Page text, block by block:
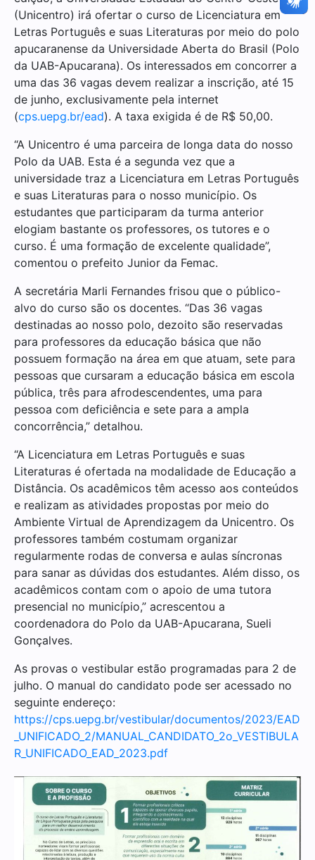
(Unicentro) irá ofertar o curso de Licenciatura em
Letras Português e suas Literaturas por meio do polo
apucaranense da Universidade Aberta do Brasil (Polo
da UAB-Apucarana). Os interessados em concorrer a
uma das 36 vagas devem realizar a inscrição, até 15
de junho, exclusivamente pela internet
(cps.uepg.br/ead). A taxa exigida é de R$ 50,00.
“A Unicentro é uma parceira de longa data do nosso
Polo da UAB. Esta é a segunda vez que a
universidade traz a Licenciatura em Letras Português
e suas Literaturas para o nosso município. Os
estudantes que participaram da turma anterior
elogiam bastante os professores, os tutores e o
curso. É uma formação de excelente qualidade”,
comentou o prefeito Junior da Femac.
A secretária Marli Fernandes frisou que o público-
alvo do curso são os docentes. “Das 36 vagas
destinadas ao nosso polo, dezoito são reservadas
para professores da educação básica que não
possuem formação na área em que atuam, sete para
pessoas que cursaram a educação básica em escola
pública, três para afrodescendentes, uma para
pessoa com deficiência e sete para a ampla
concorrência,” detalhou.
“A Licenciatura em Letras Português e suas
Literaturas é ofertada na modalidade de Educação a
Distância. Os acadêmicos têm acesso aos conteúdos
e realizam as atividades propostas por meio do
Ambiente Virtual de Aprendizagem da Unicentro. Os
professores também costumam organizar
regularmente rodas de conversa e aulas síncronas
para sanar as dúvidas dos estudantes. Além disso, os
acadêmicos contam com o apoio de uma tutora
presencial no município,” acrescentou a
coordenadora do Polo da UAB-Apucarana, Sueli
Gonçalves.
As provas o vestibular estão programadas para 2 de
julho. O manual do candidato pode ser acessado no
seguinte endereço:
https://cps.uepg.br/vestibular/documentos/2023/EAD
_UNIFICADO_2/MANUAL_CANDIDATO_2o_VESTIBULA
R_UNIFICADO_EAD_2023.pdf